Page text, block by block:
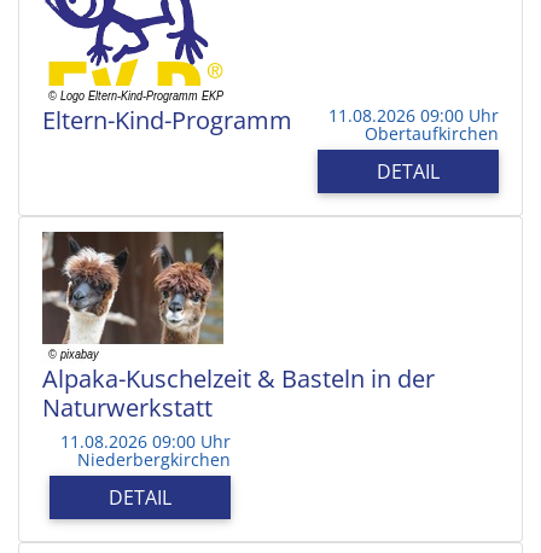
Eltern-Kind-Programm 11.08.2026 09:00 Uhr
Obertaufkirchen
DETAIL
Alpaka-Kuschelzeit & Basteln in der
Naturwerkstatt
11.08.2026 09:00 Uhr
Niederbergkirchen
DETAIL